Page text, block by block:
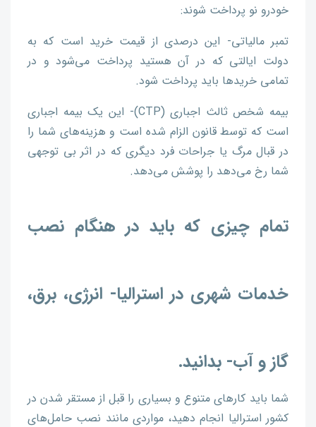
خودرو نو پرداخت شوند:
تمبر مالیاتی- این درصدی از قیمت خرید است که به
دولت ایالتی که در آن هستید پرداخت می‌شود و در
تمامی خریدها باید پرداخت شود.
بیمه شخص ثالث اجباری (CTP)- این یک بیمه اجباری
است که توسط قانون الزام شده است و هزینه‌های شما را
در قبال مرگ یا جراحات فرد دیگری که در اثر بی توجهی
شما رخ می‌دهد را پوشش می‌دهد.
تمام چیزی که باید در هنگام نصب
خدمات شهری در استرالیا- انرژی، برق،
گاز و آب- بدانید.
شما باید کارهای متنوع و بسیاری را قبل از مستقر شدن در
کشور استرالیا انجام دهید، مواردی مانند نصب حامل‌های